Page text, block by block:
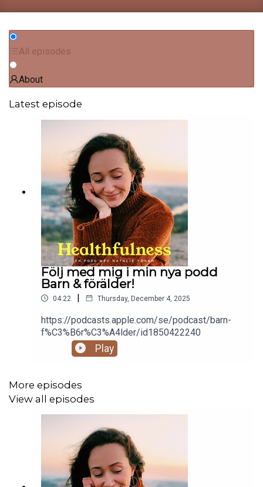
All episodes
About
Latest episode
Följ med mig i min nya podd
Barn & förälder!
04:22 | Thursday, December 4, 2025
https://podcasts.apple.com/se/podcast/barn-
f%C3%B6r%C3%A4lder/id1850422240
Play
More episodes
View all episodes